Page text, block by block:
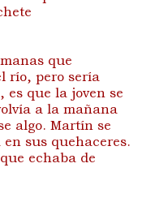
que
río, pero sería
es que la joven se
a la mañana
algo. Martín se
sus quehaceres.
echaba de